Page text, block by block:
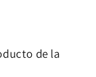
de la